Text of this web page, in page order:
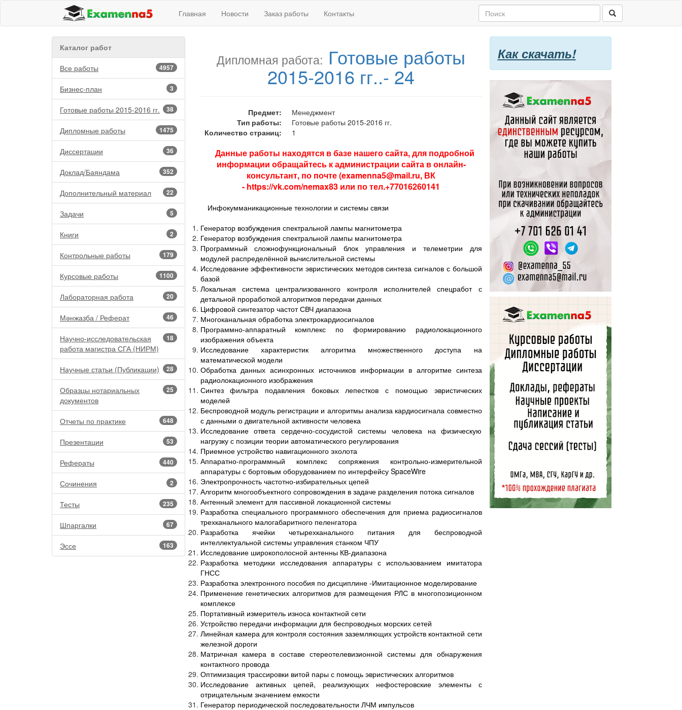
Главная Новости Заказ работы Контакты
Каталог работ
4957
Все работы
3
Бизнес-план
38
Готовые работы 2015-2016 гг.
1475
Дипломные работы
36
Диссертации
352
Доклад/Баяндама
22
Дополнительный материал
5
Задачи
2
Книги
179
Контрольные работы
1100
Курсовые работы
20
Лабораторная работа
46
Мәнжазба / Реферат
18
Научно-исследовательская
работа магистра СГА (НИРМ)
28
Научные статьи (Публикации)
25
Образцы нотариальных
документов
648
Отчеты по практике
53
Презентации
440
Рефераты
2
Сочинения
235
Тесты
67
Шпаргалки
163
Эссе
Дипломная работа: Готовые работы
2015-2016 гг..- 24
Предмет:
Менеджмент
Тип работы:
Готовые работы 2015-2016 гг.
Количество страниц:
1
Данные работы находятся в базе нашего сайта, для подробной
информации обращайтесь к администрации сайта в онлайн-
консультант, по почте (examenna5@mail.ru, ВК
- https://vk.com/nemax83 или по тел.+77016260141
Инфокумманикационные технологии и системы связи
Генератор возбуждения спектральной лампы магнитометра
Генератор возбуждения спектральной лампы магнитометра
Программный сложнофункциональный блок управления и телеметрии для
модулей распределённой вычислительной системы
Исследование эффективности эвристических методов синтеза сигналов с большой
базой
Локальная система централизованного контроля исполнителей спецработ с
детальной проработкой алгоритмов передачи данных
Цифровой синтезатор частот СВЧ диапазона
Многоканальная обработка электрокардиосигналов
Программно-аппаратный комплекс по формированию радиолокационного
изображения объекта
Исследование характеристик алгоритма множественного доступа на
математической модели
Обработка данных асинхронных источников информации в алгоритме синтеза
радиолокационного изображения
Синтез фильтра подавления боковых лепестков с помощью эвристических
моделей
Беспроводной модуль регистрации и алгоритмы анализа кардиосигнала совместно
с данными о двигательной активности человека
Исследование ответа сердечно-сосудистой системы человека на физическую
нагрузку с позиции теории автоматического регулирования
Приемное устройство навигационного эхолота
Аппаратно-программный комплекс сопряжения контрольно-измерительной
аппаратуры с бортовым оборудованием по интерфейсу SpaceWire
Электропрочность частотно-избирательных цепей
Алгоритм многообъектного сопровождения в задаче разделения потока сигналов
Антенный элемент для пассивной локационной системы
Разработка специального программного обеспечения для приема радиосигналов
трехканального малогабаритного пеленгатора
Разработка ячейки четырехканального питания для беспроводной
интеллектуальной системы управления станком ЧПУ
Исследование широкополосной антенны КВ-диапазона
Разработка методики исследования аппаратуры с использованием имитатора
ГНСС
Разработка электронного пособия по дисциплине -Имитационное моделирование
Применение генетических алгоритмов для размещения РЛС в многопозиционном
комплексе
Портативный измеритель износа контактной сети
Устройство передачи информации для беспроводных морских сетей
Линейная камера для контроля состояния заземляющих устройств контактной сети
железной дороги
Матричная камера в составе стереотелевизионной системы для обнаружения
контактного провода
Оптимизация трассировки витой пары с помощь эвристических алгоритмов
Исследование активных цепей, реализующих нефостеровские элементы с
отрицательным значением емкости
Генератор периодической последовательности ЛЧМ импульсов
Как скачать!